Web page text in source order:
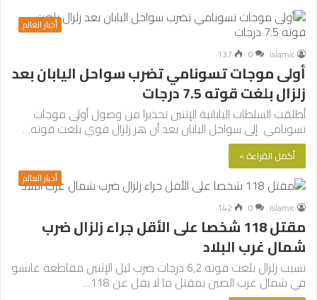
أخبار العالم
islamic
0
137
أولى موجات تسونامي تضرب سواحل اليابان بعد
زلزال بلغت قوته 7.5 درجات
أطلقت السلطات اليابانية الإثنين تحذيرا من وصول أولى موجات
تسونامي إلى سواحل اليابان بعد أن هز زلزال قوي بلغت قوته…
أكمل القراءة »
أخبار العالم
islamic
0
142
مقتل 118 شخصا على الأقل جراء زلزال ضرب
شمال غرب البلاد
تسبب زلزال بلغت قوته 6,2 درجات ضرب ليل الإثنين مقاطعة غانسو
في شمال غرب الصين بمقتل ما لا يقل عن 118…